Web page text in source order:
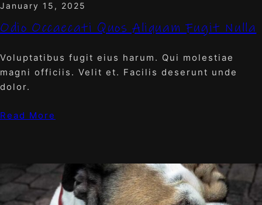
January 15, 2025
Odio Occaecati Quos Aliquam Fugit Nulla
Voluptatibus fugit eius harum. Qui molestiae
magni officiis. Velit et. Facilis deserunt unde
dolor.
Read More